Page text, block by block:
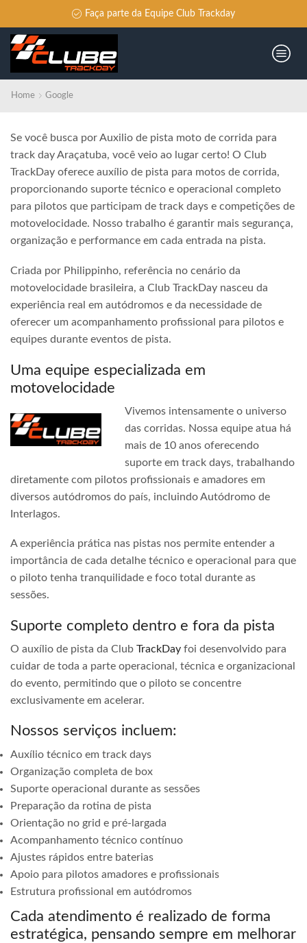
Faça parte da Equipe Club Trackday
Home Google
Se você busca por Auxilio de pista moto de corrida para
track day Araçatuba, você veio ao lugar certo! O Club
TrackDay oferece auxílio de pista para motos de corrida,
proporcionando suporte técnico e operacional completo
para pilotos que participam de track days e competições de
motovelocidade. Nosso trabalho é garantir mais segurança,
organização e performance em cada entrada na pista.
Criada por Philippinho, referência no cenário da
motovelocidade brasileira, a Club TrackDay nasceu da
experiência real em autódromos e da necessidade de
oferecer um acompanhamento profissional para pilotos e
equipes durante eventos de pista.
Uma equipe especializada em
motovelocidade
Vivemos intensamente o universo
das corridas. Nossa equipe atua há
mais de 10 anos oferecendo
suporte em track days, trabalhando
diretamente com pilotos profissionais e amadores em
diversos autódromos do país, incluindo Autódromo de
Interlagos.
A experiência prática nas pistas nos permite entender a
importância de cada detalhe técnico e operacional para que
o piloto tenha tranquilidade e foco total durante as
sessões.
Suporte completo dentro e fora da pista
O auxílio de pista da Club TrackDay foi desenvolvido para
cuidar de toda a parte operacional, técnica e organizacional
do evento, permitindo que o piloto se concentre
exclusivamente em acelerar.
Nossos serviços incluem:
Auxílio técnico em track days
Organização completa de box
Suporte operacional durante as sessões
Preparação da rotina de pista
Orientação no grid e pré-largada
Acompanhamento técnico contínuo
Ajustes rápidos entre baterias
Apoio para pilotos amadores e profissionais
Estrutura profissional em autódromos
Cada atendimento é realizado de forma
estratégica, pensando sempre em melhorar